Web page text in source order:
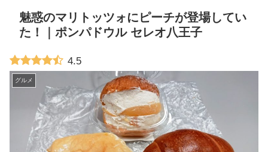
魅惑のマリトッツォにピーチが登場してい
た！｜ポンパドウル セレオ八王子
4.5
グルメ